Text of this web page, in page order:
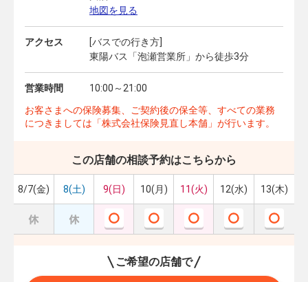
地図を見る
アクセス
[バスでの行き方]
東陽バス「泡瀬営業所」から徒歩3分
営業時間
10:00～21:00
お客さまへの保険募集、ご契約後の保全等、すべての業務
につきましては「株式会社保険見直し本舗」が行います。
この店舗の相談予約はこちらから
8/7(金) 8(土) 9(日) 10(月) 11(火) 12(水) 13(木)
ご希望の店舗で